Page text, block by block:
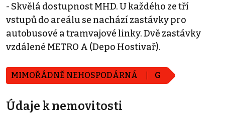
- Skvělá dostupnost MHD. U každého ze tří
vstupů do areálu se nachází zastávky pro
autobusové a tramvajové linky. Dvě zastávky
vzdálené METRO A (Depo Hostivař).
MIMOŘÁDNĚ NEHOSPODÁRNÁ G
Údaje k nemovitosti